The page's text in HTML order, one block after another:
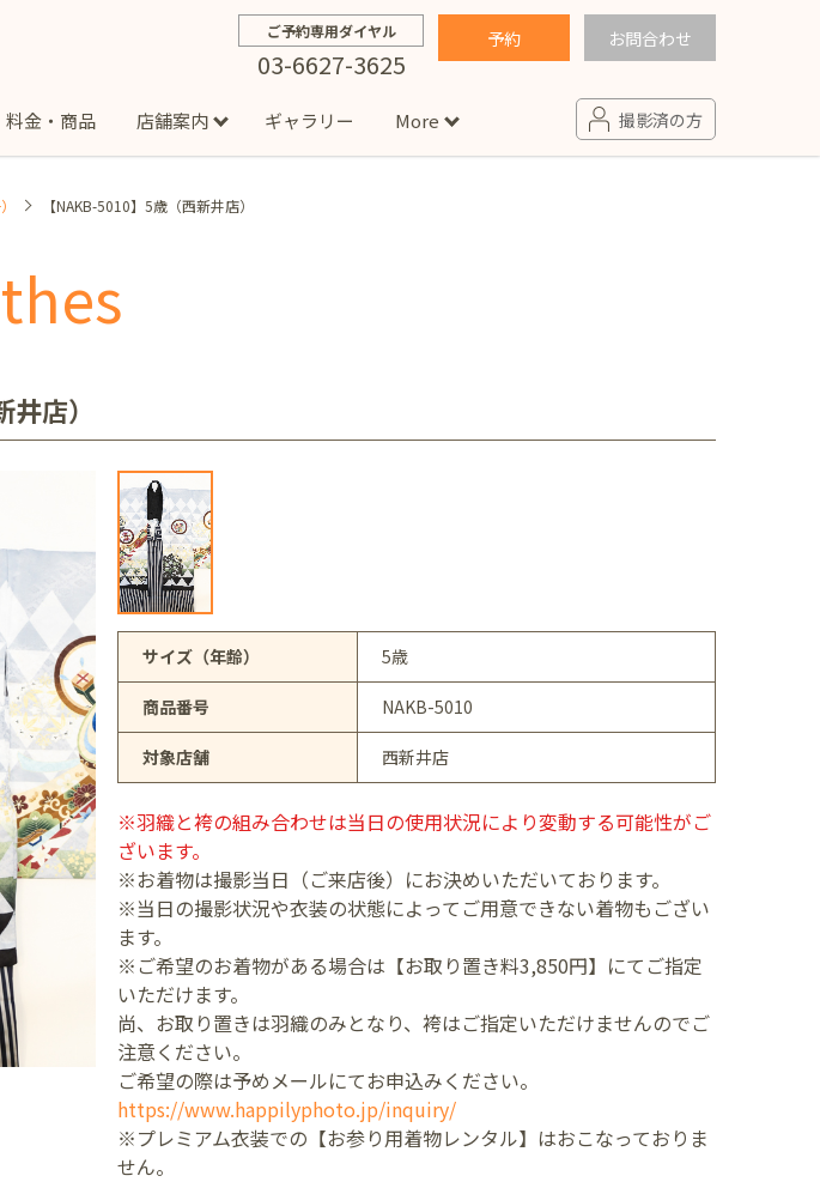
ご予約専用ダイヤル
03-6627-3625
予約 お問合わせ
ニティフォト
ファミリーフォト
人式着物(女の子)
祝い着
料金・商品 店舗案内
イオンモール多摩平の森店
ギャラリー More 撮影済の方
【NAKB-5010】5歳（西新井店）
店）
サイズ（年齢） 5歳
商品番号 NAKB-5010
対象店舗 西新井店
※羽織と袴の組み合わせは当日の使用状況により変動する可能性がご
ざいます。
※お着物は撮影当日（ご来店後）にお決めいただいております。
※当日の撮影状況や衣装の状態によってご用意できない着物もござい
ます。
※ご希望のお着物がある場合は【お取り置き料3,850円】にてご指定
いただけます。
尚、お取り置きは羽織のみとなり、袴はご指定いただけませんのでご
注意ください。
ご希望の際は予めメールにてお申込みください。
https://www.happilyphoto.jp/inquiry/
※プレミアム衣装での【お参り用着物レンタル】はおこなっておりま
せん。